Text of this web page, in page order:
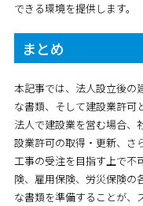
できる環境を提供します。
まとめ
本記事では、法人設立後の
な書類、そして建設業許可
法人で建設業を営む場合、
設業許可の取得・更新、さ
工事の受注を目指す上で不
険、雇用保険、労災保険の
な書類を準備することが、